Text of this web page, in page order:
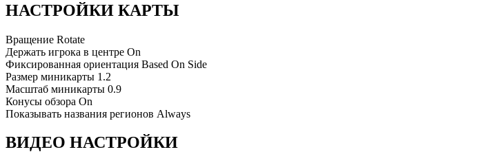
НАСТРОЙКИ КАРТЫ
Вращение Rotate
Держать игрока в центре On
Фиксированная ориентация Based On Side
Размер миникарты 1.2
Масштаб миникарты 0.9
Конусы обзора On
Показывать названия регионов Always
ВИДЕО НАСТРОЙКИ